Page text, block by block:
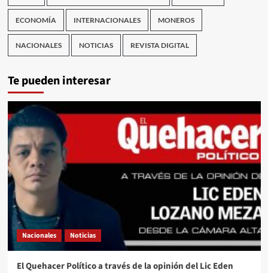
ECONOMÍA INTERNACIONALES MONEROS
NACIONALES NOTICIAS REVISTA DIGITAL
Te pueden interesar
Nacionales Noticias
El Quehacer Político a través de la opinión del Lic Eden